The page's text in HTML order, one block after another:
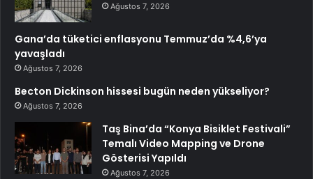
Ağustos 7, 2026
Gana’da tüketici enflasyonu Temmuz’da %4,6’ya
yavaşladı
Ağustos 7, 2026
Becton Dickinson hissesi bugün neden yükseliyor?
Ağustos 7, 2026
Taş Bina’da “Konya Bisiklet Festivali”
Temalı Video Mapping ve Drone
Gösterisi Yapıldı
Ağustos 7, 2026